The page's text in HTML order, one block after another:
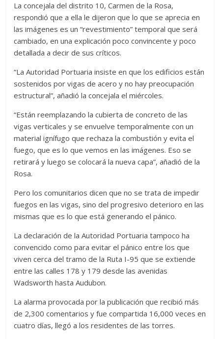
La concejala del distrito 10, Carmen de la Rosa,
respondió que a ella le dijeron que lo que se aprecia en
las imágenes es un “revestimiento” temporal que será
cambiado, en una explicación poco convincente y poco
detallada a decir de sus críticos.
“La Autoridad Portuaria insiste en que los edificios están
sostenidos por vigas de acero y no hay preocupación
estructural”, añadió la concejala el miércoles.
“Están reemplazando la cubierta de concreto de las
vigas verticales y se envuelve temporalmente con un
material ignífugo que rechaza la combustión y evita el
fuego, que es lo que vemos en las imágenes. Eso se
retirará y luego se colocará la nueva capa”, añadió de la
Rosa.
Pero los comunitarios dicen que no se trata de impedir
fuegos en las vigas, sino del progresivo deterioro en las
mismas que es lo que está generando el pánico.
La declaración de la Autoridad Portuaria tampoco ha
convencido como para evitar el pánico entre los que
viven cerca del tramo de la Ruta I-95 que se extiende
entre las calles 178 y 179 desde las avenidas
Wadsworth hasta Audubon.
La alarma provocada por la publicación que recibió más
de 2,300 comentarios y fue compartida 16,000 veces en
cuatro días, llegó a los residentes de las torres.